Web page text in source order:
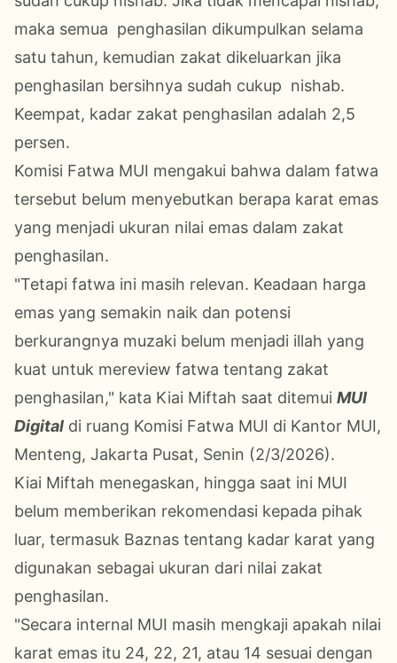
maka semua penghasilan dikumpulkan selama
satu tahun, kemudian zakat dikeluarkan jika
penghasilan bersihnya sudah cukup nishab.
Keempat, kadar zakat penghasilan adalah 2,5
persen.
Komisi Fatwa MUI mengakui bahwa dalam fatwa
tersebut belum menyebutkan berapa karat emas
yang menjadi ukuran nilai emas dalam zakat
penghasilan.
"Tetapi fatwa ini masih relevan. Keadaan harga
emas yang semakin naik dan potensi
berkurangnya muzaki belum menjadi illah yang
kuat untuk mereview fatwa tentang zakat
penghasilan," kata Kiai Miftah saat ditemui MUI
Digital di ruang Komisi Fatwa MUI di Kantor MUI,
Menteng, Jakarta Pusat, Senin (2/3/2026).
Kiai Miftah menegaskan, hingga saat ini MUI
belum memberikan rekomendasi kepada pihak
luar, termasuk Baznas tentang kadar karat yang
digunakan sebagai ukuran dari nilai zakat
penghasilan.
"Secara internal MUI masih mengkaji apakah nilai
karat emas itu 24, 22, 21, atau 14 sesuai dengan